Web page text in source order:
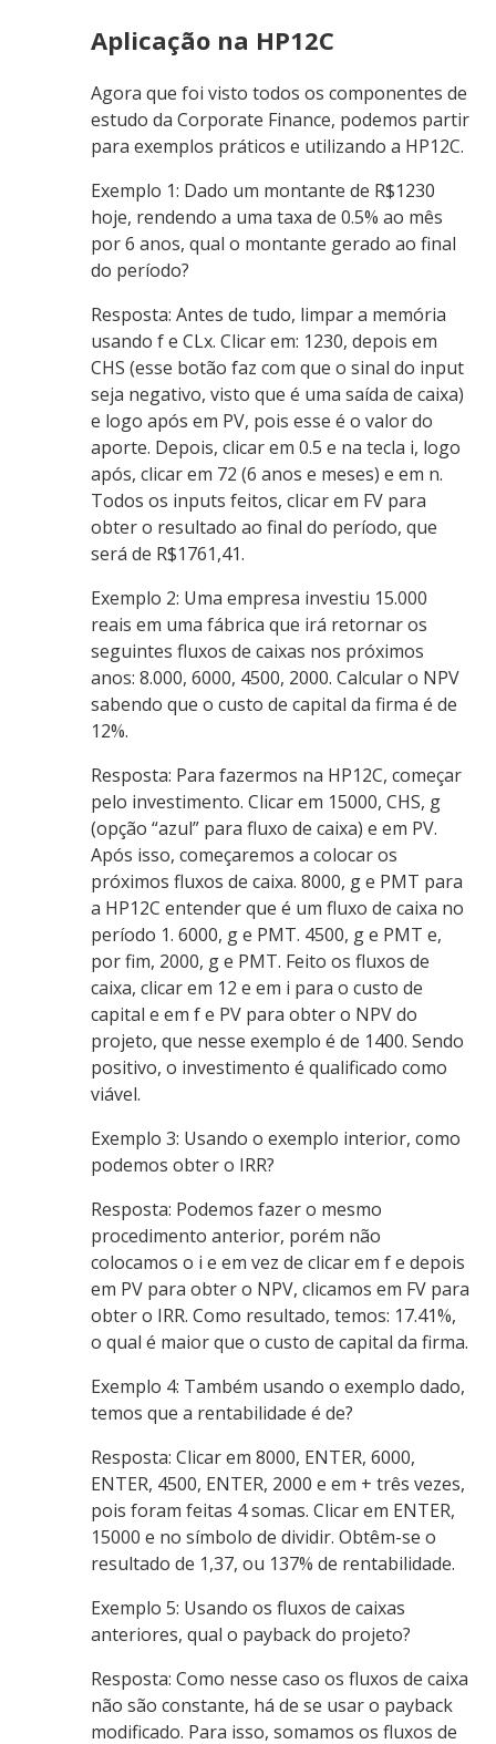
Aplicação na HP12C
Agora que foi visto todos os componentes de
estudo da Corporate Finance, podemos partir
para exemplos práticos e utilizando a HP12C.
Exemplo 1: Dado um montante de R$1230
hoje, rendendo a uma taxa de 0.5% ao mês
por 6 anos, qual o montante gerado ao final
do período?
Resposta: Antes de tudo, limpar a memória
usando f e CLx. Clicar em: 1230, depois em
CHS (esse botão faz com que o sinal do input
seja negativo, visto que é uma saída de caixa)
e logo após em PV, pois esse é o valor do
aporte. Depois, clicar em 0.5 e na tecla i, logo
após, clicar em 72 (6 anos e meses) e em n.
Todos os inputs feitos, clicar em FV para
obter o resultado ao final do período, que
será de R$1761,41.
Exemplo 2: Uma empresa investiu 15.000
reais em uma fábrica que irá retornar os
seguintes fluxos de caixas nos próximos
anos: 8.000, 6000, 4500, 2000. Calcular o NPV
sabendo que o custo de capital da firma é de
12%.
Resposta: Para fazermos na HP12C, começar
pelo investimento. Clicar em 15000, CHS, g
(opção “azul” para fluxo de caixa) e em PV.
Após isso, começaremos a colocar os
próximos fluxos de caixa. 8000, g e PMT para
a HP12C entender que é um fluxo de caixa no
período 1. 6000, g e PMT. 4500, g e PMT e,
por fim, 2000, g e PMT. Feito os fluxos de
caixa, clicar em 12 e em i para o custo de
capital e em f e PV para obter o NPV do
projeto, que nesse exemplo é de 1400. Sendo
positivo, o investimento é qualificado como
viável.
Exemplo 3: Usando o exemplo interior, como
podemos obter o IRR?
Resposta: Podemos fazer o mesmo
procedimento anterior, porém não
colocamos o i e em vez de clicar em f e depois
em PV para obter o NPV, clicamos em FV para
obter o IRR. Como resultado, temos: 17.41%,
o qual é maior que o custo de capital da firma.
Exemplo 4: Também usando o exemplo dado,
temos que a rentabilidade é de?
Resposta: Clicar em 8000, ENTER, 6000,
ENTER, 4500, ENTER, 2000 e em + três vezes,
pois foram feitas 4 somas. Clicar em ENTER,
15000 e no símbolo de dividir. Obtêm-se o
resultado de 1,37, ou 137% de rentabilidade.
Exemplo 5: Usando os fluxos de caixas
anteriores, qual o payback do projeto?
Resposta: Como nesse caso os fluxos de caixa
não são constante, há de se usar o payback
modificado. Para isso, somamos os fluxos de